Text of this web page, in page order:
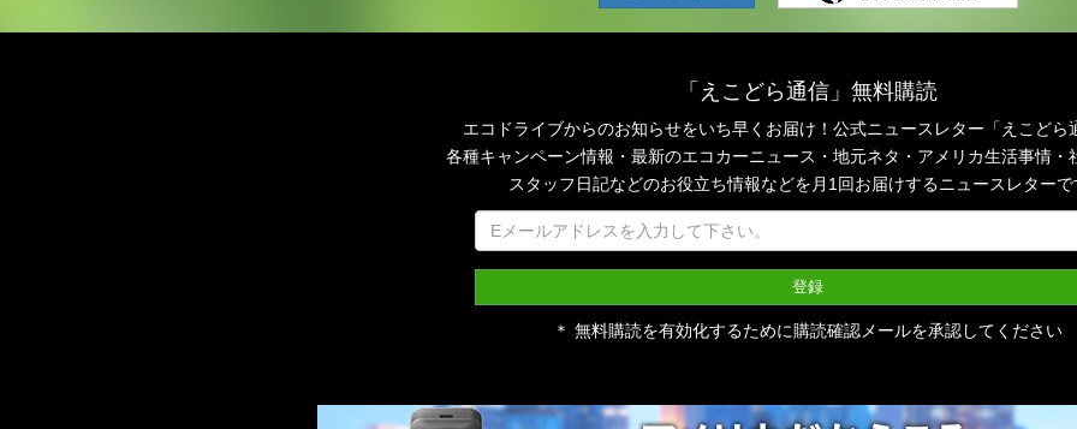
「えこどら通信」無料購読
エコドライブからのお知らせをいち早くお届け！公式ニュースレター「えこどら
各種キャンペーン情報・最新のエコカーニュース・地元ネタ・アメリカ生活事情・
スタッフ日記などのお役立ち情報などを月1回お届けするニュースレターで
＊ 無料購読を有効化するために購読確認メールを承認してください